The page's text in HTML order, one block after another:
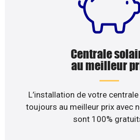
Centrale
au meilleur
L’installation de votre
toujours au meilleur prix avec
sont 100%